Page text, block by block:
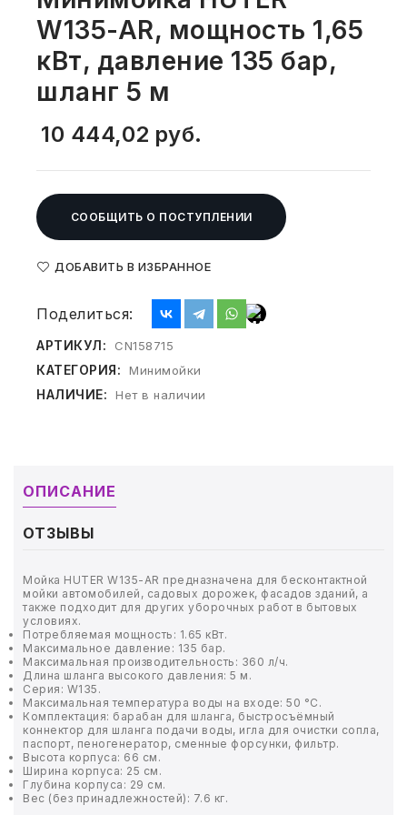
ХОЗТОВАРЫ И ХИМИЯ
ПОДАРКИ И СУВЕНИРЫ
ШКОЛА И ТВОРЧЕСТВО
МЕБЕЛЬ
МЕБЕЛЬ
МЕДИЦИНСКИЕ ТОВАРЫ
СРЕДСТВА ИНДИВИД. ЗАЩИТЫ
(СИЗ)
РАБОЧАЯ ОДЕЖДА И СИЗ
ДОМ И САД
ОФИС
ШКОЛА
ТЕХНИКА ДЛЯ ОФИСА
ПРОДУКТЫ ПИТАНИЯ
УПАКОВКА
ХОЗТОВАРЫ
РАЗВИВАЮЩЕЕ ОБОРУДОВАНИЕ
СВОБОДНЫЙ ОСТАТОК ТОВАРА
W135-AR, мощность 1,65
кВт, давление 135 бар,
шланг 5 м
10 444,02 руб.
СООБЩИТЬ О ПОСТУПЛЕНИИ
ДОБАВИТЬ В ИЗБРАННОЕ
Поделиться:
АРТИКУЛ: CN158715
КАТЕГОРИЯ: Минимойки
НАЛИЧИЕ: Нет в наличии
ОПИСАНИЕ
ОТЗЫВЫ
Мойка HUTER W135-AR предназначена для бесконтактной
мойки автомобилей, садовых дорожек, фасадов зданий, а
также подходит для других уборочных работ в бытовых
условиях.
Потребляемая мощность: 1.65 кВт.
Максимальное давление: 135 бар.
Максимальная производительность: 360 л/ч.
Длина шланга высокого давления: 5 м.
Серия: W135.
Максимальная температура воды на входе: 50 °C.
Комплектация: барабан для шланга, быстросъёмный
коннектор для шланга подачи воды, игла для очистки сопла,
паспорт, пеногенератор, сменные форсунки, фильтр.
Высота корпуса: 66 см.
Ширина корпуса: 25 см.
Глубина корпуса: 29 см.
Вес (без принадлежностей): 7.6 кг.